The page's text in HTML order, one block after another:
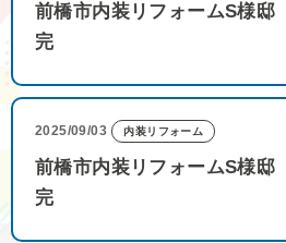
前橋市内装リフォームS様邸
完
2025/09/03 内装リフォーム
前橋市内装リフォームS様邸
完